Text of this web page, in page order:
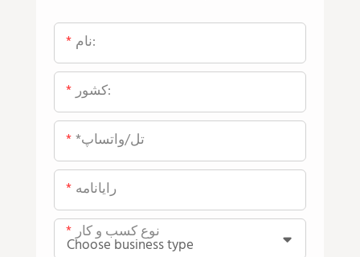
نام:
کشور:
*تل/واتساپ
رایانامه
نوع کسب و کار